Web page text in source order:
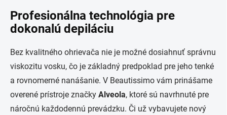
l
á
d
c
e
p
v
k
Profesionálna technológia pre
dokonalú depiláciu
Bez kvalitného ohrievača nie je možné dosiahnuť správnu
viskozitu vosku, čo je základný predpoklad pre jeho tenké
a rovnomerné nanášanie. V Beautissimo vám prinášame
overené prístroje značky Alveola, ktoré sú navrhnuté pre
náročnú každodennú prevádzku. Či už vybavujete nový